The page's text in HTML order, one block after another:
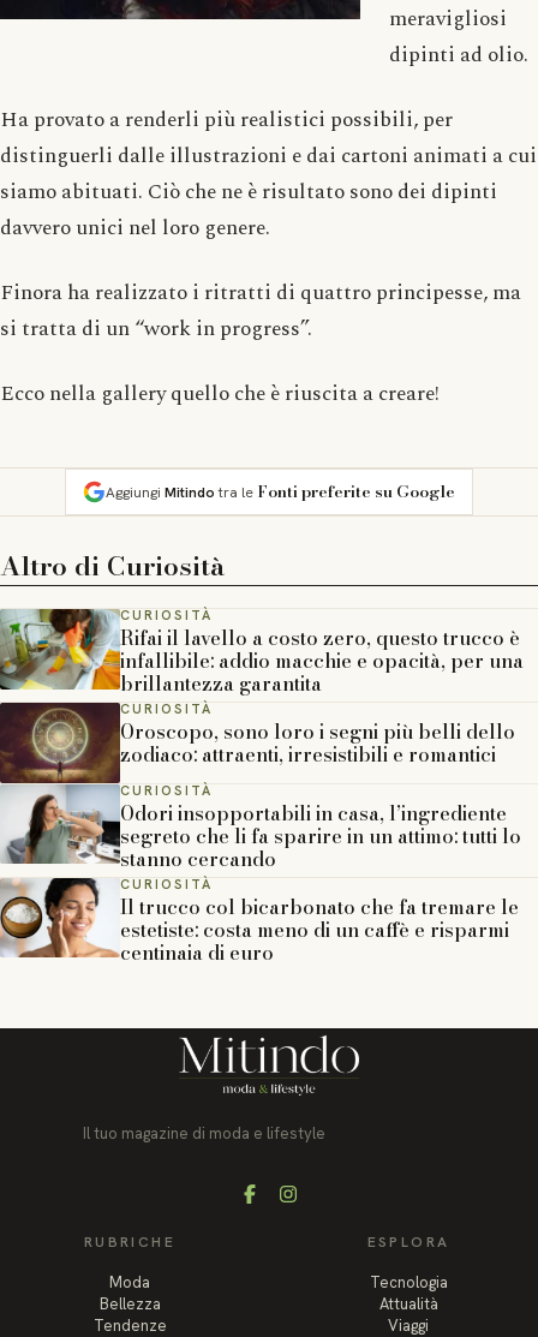
meravigliosi
dipinti ad olio.
Ha provato a renderli più realistici possibili, per
distinguerli dalle illustrazioni e dai cartoni animati a cui
siamo abituati. Ciò che ne è risultato sono dei dipinti
davvero unici nel loro genere.
Finora ha realizzato i ritratti di quattro principesse, ma
si tratta di un “work in progress”.
Ecco nella gallery quello che è riuscita a creare!
Aggiungi Mitindotra le Fonti preferite su Google
Altro di Curiosità
CURIOSITÀ
Rifai il lavello a costo zero, questo trucco è
infallibile: addio macchie e opacità, per una
brillantezza garantita
CURIOSITÀ
Oroscopo, sono loro i segni più belli dello
zodiaco: attraenti, irresistibili e romantici
CURIOSITÀ
Odori insopportabili in casa, l’ingrediente
segreto che li fa sparire in un attimo: tutti lo
stanno cercando
CURIOSITÀ
Il trucco col bicarbonato che fa tremare le
estetiste: costa meno di un caffè e risparmi
centinaia di euro
Il tuo magazine di moda e lifestyle
FacebookInstagram
RUBRICHE
Moda
Bellezza
Tendenze
ESPLORA
Tecnologia
Attualità
Viaggi